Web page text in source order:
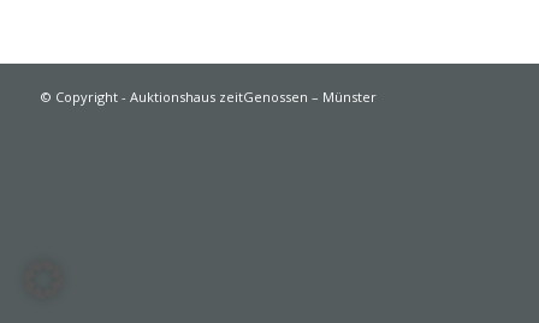
© Copyright - Auktionshaus zeitGenossen – Münster